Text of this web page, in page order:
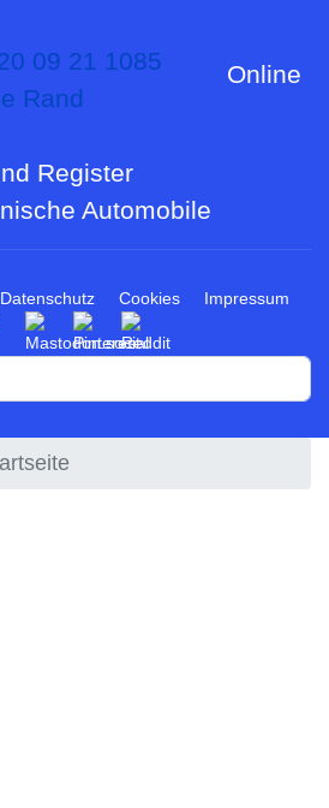
Online
Register
Automobile
Datenschutz Cookies Impressum